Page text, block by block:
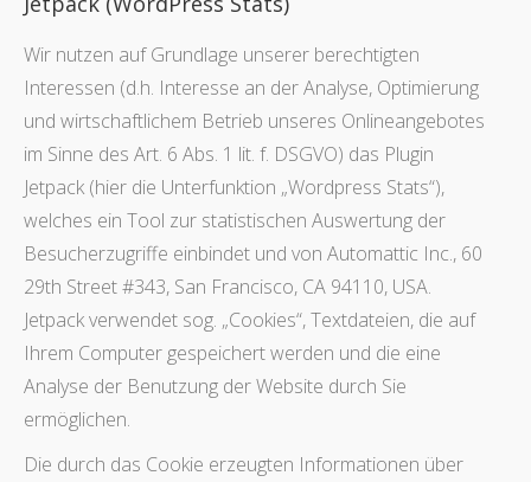
Wir nutzen auf Grundlage unserer berechtigten
Interessen (d.h. Interesse an der Analyse, Optimierung
und wirtschaftlichem Betrieb unseres Onlineangebotes
im Sinne des Art. 6 Abs. 1 lit. f. DSGVO) das Plugin
Jetpack (hier die Unterfunktion „Wordpress Stats“),
welches ein Tool zur statistischen Auswertung der
Besucherzugriffe einbindet und von Automattic Inc., 60
29th Street #343, San Francisco, CA 94110, USA.
Jetpack verwendet sog. „Cookies“, Textdateien, die auf
Ihrem Computer gespeichert werden und die eine
Analyse der Benutzung der Website durch Sie
ermöglichen.
Die durch das Cookie erzeugten Informationen über